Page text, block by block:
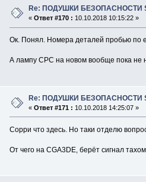
Re: ПОДУШКИ БЕЗОПАСНОСТИ
«Ответ #170 : 10.10.2018 10:15:22 »
Ок. Понял. Номера деталей пробью по
А лампу СРС на новом вообще пока не
Re: ПОДУШКИ БЕЗОПАСНОСТИ
«Ответ #171 : 10.10.2018 14:25:07 »
Сорри что здесь. Но таки отделю
От чего на CGA3DE, берёт сигнал